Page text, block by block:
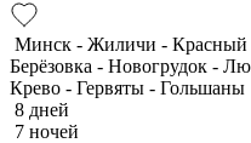
Минск - Жиличи - Красный
Берёзовка - Новогрудок -
Крево - Гервяты - Гольшаны
8 дней
7 ночей